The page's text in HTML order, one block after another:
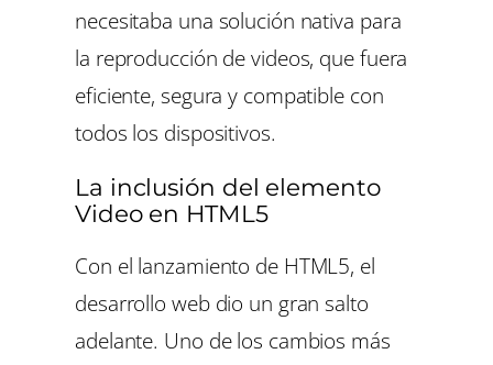
necesitaba una solución nativa para
la reproducción de videos, que fuera
eficiente, segura y compatible con
todos los dispositivos.
La inclusión del elemento
Video en HTML5
Con el lanzamiento de HTML5, el
desarrollo web dio un gran salto
adelante. Uno de los cambios más